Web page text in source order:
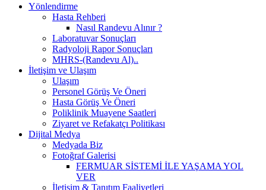
Yönlendirme
Hasta Rehberi
Nasıl Randevu Alınır ?
Laboratuvar Sonuçları
Radyoloji Rapor Sonuçları
MHRS-(Randevu Al)..
İletişim ve Ulaşım
Ulaşım
Personel Görüş Ve Öneri
Hasta Görüş Ve Öneri
Poliklinik Muayene Saatleri
Ziyaret ve Refakatçı Politikası
Dijital Medya
Medyada Biz
Fotoğraf Galerisi
FERMUAR SİSTEMİ İLE YAŞAMA YOL
VER
İletişim & Tanıtım Faaliyetleri